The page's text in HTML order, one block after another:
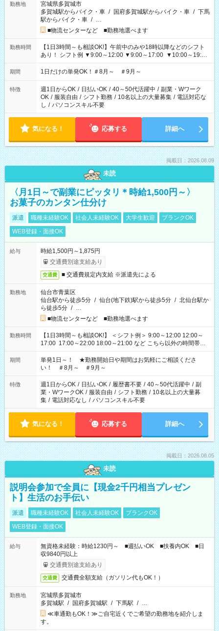
勤務地
宮城県多賀城市
多賀城駅からバイク・車 / 国府多賀城駅からバイク・車 / 下馬
駅からバイク・車 / …
■物流センターなど ■勤務地選べます
勤務時間
【1日3時間～も相談OK!】午前中のみや18時以降などのシフト
あり！ シフト例 ▼9:00～12:00 ▼9:00～17:00 ▼10:00～19:00
▼18:00～21:00
期間 1日だけの単発OK！＃8月～ ＃9月～
特徴 週1日からOK / 日払いOK / 40～50代活躍中 / 副業・Wワーク
OK / 服装自由 / シフト勤務 / 10名以上の大量募集 / 電話対応な
し / パソコンスキル不要
気になる！ 応募する 詳細へ
掲載日：2026.08.09
未読
〈月1日～で副業にピッタリ＊時給1,500円～〉
お菓子のカンタン仕分け
派遣 職種未経験OK 社会人未経験OK 大学生歓迎
ブランクOK
WEB登録・面接OK
給与
時給1,500円～1,875円
交通費別途支給あり
交通費 ■ 交通費規定内支給 ※派遣先による
勤務地
仙台市青葉区
仙台駅から徒歩5分 / 仙台(地下鉄)駅から徒歩5分 / 北仙台駅か
ら徒歩5分 / …
■物流センターなど ■勤務地選べます
勤務時間
【1日3時間～も相談OK!】 ＜シフト例＞ 9:00～12:00 12:00～
17:00 17:00～22:00 18:00～21:00 など こちら以外の時間帯も
お気軽にご相談ください！
期間
単発1日～！ ★勤務開始日や期間はお気軽にご相談くださ
い！ ＃8月～ ＃9月～
特徴 週1日からOK / 日払いOK / 履歴書不要 / 40～50代活躍中 / 副
業・WワークOK / 服装自由 / シフト勤務 / 10名以上の大量募
集 / 電話対応なし / パソコンスキル不要
気になる！ 応募する 詳細へ
掲載日：2026.08.05
未読
説明会参加で全員に【現金2千円相当プレゼン
ト】生活のお手伝い
派遣 職種未経験OK 社会人未経験OK
ブランクOK
WEB登録・面接OK
給与
無資格未経験：時給1230円～ ■週払いOK ■扶養内OK ■日
収9840円以上
交通費別途支給あり
交通費 交通費全額支給（ガソリン代もOK！）
勤務地
宮城県多賀城市
多賀城駅 / 国府多賀城駅 / 下馬駅 / …
≪車通勤もOK！≫ご自宅近くでご希望の勤務地を紹介しま
す。